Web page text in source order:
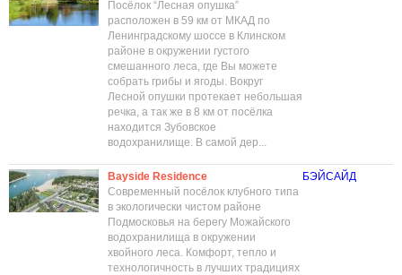
Посёлок “Лесная опушка”
расположен в 59 км от МКАД по
Ленинградскому шоссе в Клинском
районе в окружении густого
смешанного леса, где Вы можете
собрать грибы и ягоды. Вокруг
Лесной опушки протекает небольшая
речка, а так же в 8 км от посёлка
находится Зубовское
водохранилище. В самой дер...
Bayside Residence
Современный посёлок клубного типа
в экологически чистом районе
Подмосковья на берегу Можайского
водохранилища в окружении
хвойного леса. Комфорт, тепло и
технологичность в лучших традициях
БЭЙСАЙД